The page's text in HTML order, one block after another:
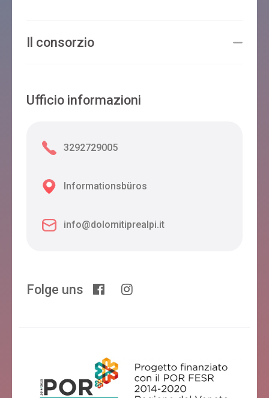
Il consorzio
Ufficio informazioni
3292729005
Informationsbüros
info@dolomitiprealpi.it
Folge uns